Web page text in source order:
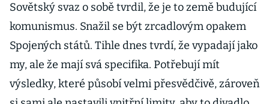
Sovětský svaz o sobě tvrdil, že je to země budující
komunismus. Snažil se být zrcadlovým opakem
Spojených států. Tihle dnes tvrdí, že vypadají jako
my, ale že mají svá specifika. Potřebují mít
výsledky, které působí velmi přesvědčivě, zároveň